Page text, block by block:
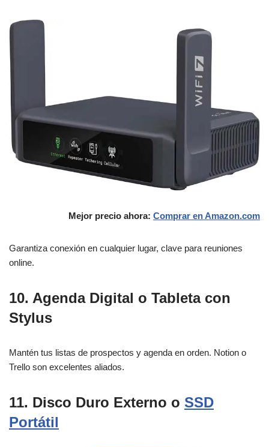
Mejor precio ahora: Comprar en Amazon.com
Garantiza conexión en cualquier lugar, clave para reuniones
online.
10. Agenda Digital o Tableta con
Stylus
Mantén tus listas de prospectos y agenda en orden. Notion o
Trello son excelentes aliados.
11. Disco Duro Externo o SSD
Portátil